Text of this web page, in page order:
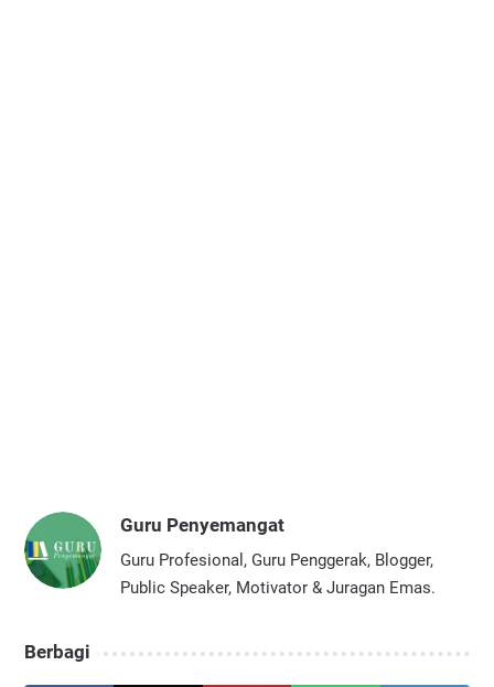
Guru Penyemangat
Guru Profesional, Guru Penggerak, Blogger,
Public Speaker, Motivator & Juragan Emas.
Berbagi